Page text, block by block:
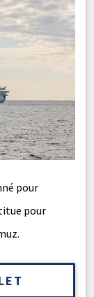
pour
pour